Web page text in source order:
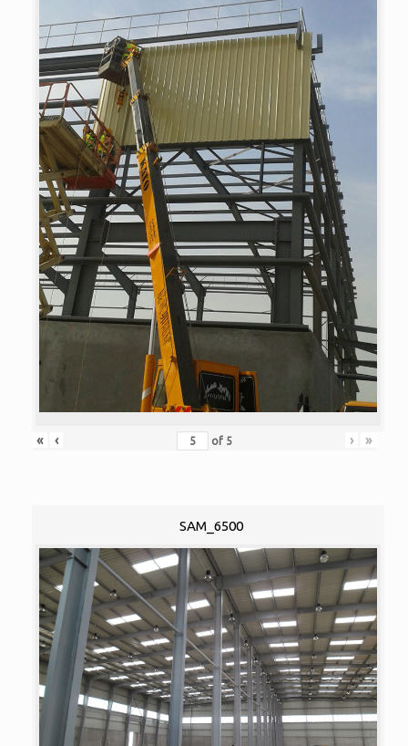
« ‹ of 5 › »
SAM_6500